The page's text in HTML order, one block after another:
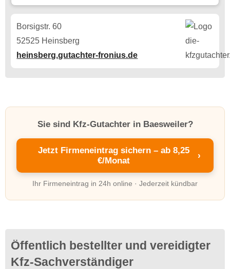
Borsigstr. 60
52525 Heinsberg
heinsberg.gutachter-fronius.de
Sie sind Kfz-Gutachter in Baesweiler?
Jetzt Firmeneintrag sichern – ab 8,25
€/Monat
›
Ihr Firmeneintrag in 24h online · Jederzeit kündbar
Öffentlich bestellter und vereidigter
Kfz-Sachverständiger